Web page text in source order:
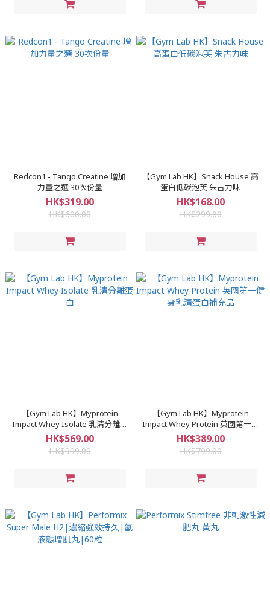
Redcon1 - Tango Creatine 增加
力量之選 30次份量
HK$319.00
HK$600.00
【Gym Lab HK】Snack House 高
蛋白低碳泡芙 朱古力味
HK$168.00
HK$299.00
【Gym Lab HK】Myprotein
Impact Whey Isolate 乳清分離蛋
白
HK$569.00
HK$999.00
【Gym Lab HK】Myprotein
Impact Whey Protein 英國第一健
身乳清蛋白補充品
HK$389.00
HK$799.00